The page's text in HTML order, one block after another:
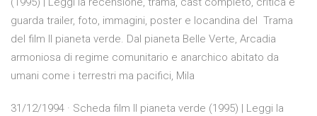
guarda trailer, foto, immagini, poster e locandina del Trama
del film Il pianeta verde. Dal pianeta Belle Verte, Arcadia
armoniosa di regime comunitario e anarchico abitato da
umani come i terrestri ma pacifici, Mila
31/12/1994 · Scheda film Il pianeta verde (1995) | Leggi la